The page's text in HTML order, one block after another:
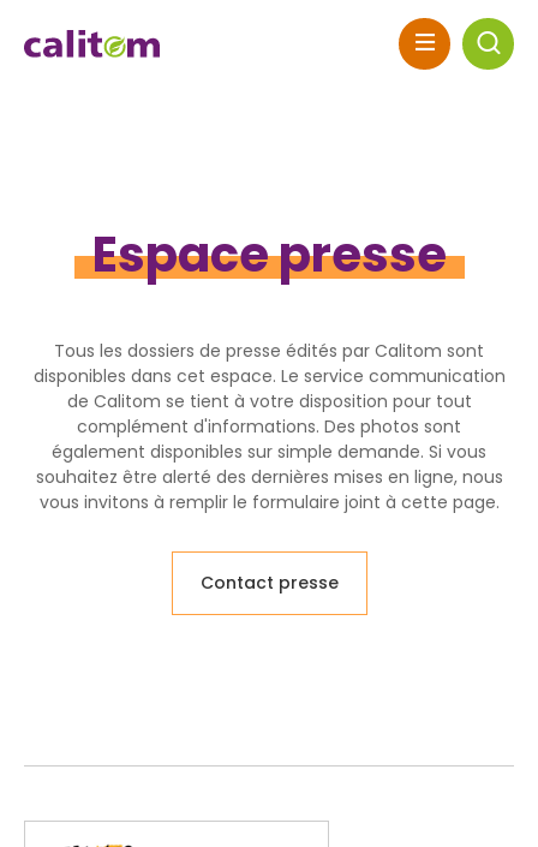
Espace presse
Tous les dossiers de presse édités par Calitom sont
disponibles dans cet espace. Le service communication
de Calitom se tient à votre disposition pour tout
complément d'informations. Des photos sont
également disponibles sur simple demande. Si vous
souhaitez être alerté des dernières mises en ligne, nous
vous invitons à remplir le formulaire joint à cette page.
Contact presse